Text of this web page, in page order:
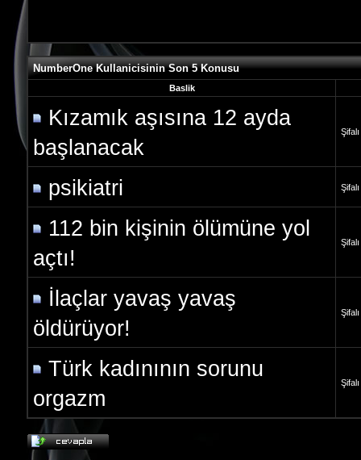
NumberOne Kullanicisinin Son 5 Konusu
Baslik
Kızamık aşısına 12 ayda
başlanacak
psikiatri
112 bin kişinin ölümüne yol
açtı!
İlaçlar yavaş yavaş
öldürüyor!
Türk kadınının sorunu
orgazm